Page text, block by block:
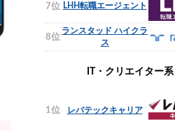
7位 LHH転職エージェント
8位
ランスタッド ハイクラ
ス
IT・クリエイター系
1位 レバテックキャリア